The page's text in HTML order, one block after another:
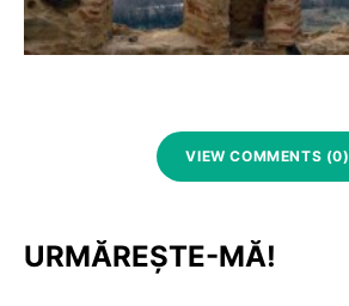
VIEW COMMENTS (0)
URMĂREȘTE-MĂ!